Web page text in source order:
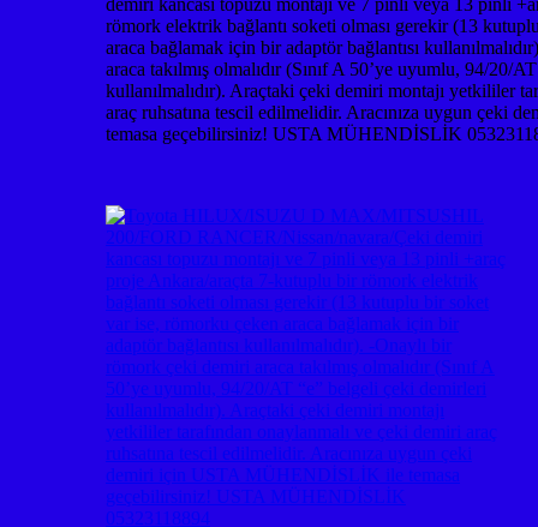
römork elektrik bağlantı soketi olması gerekir (13
araca bağlamak için bir adaptör bağlantısı
araca takılmış olmalıdır (Sınıf A 50’ye uyumlu, 94/20/
kullanılmalıdır). Araçtaki çeki demiri montajı yetkililer
araç ruhsatına tescil edilmelidir. Aracınıza uygun
temasa geçebilirsiniz! USTA MÜHENDİSLİK